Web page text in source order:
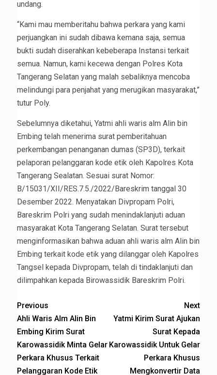
undang.
“Kami mau memberitahu bahwa perkara yang kami
perjuangkan ini sudah dibawa kemana saja, semua
bukti sudah diserahkan kebeberapa Instansi terkait
semua. Namun, kami kecewa dengan Polres Kota
Tangerang Selatan yang malah sebaliknya mencoba
melindungi para penjahat yang merugikan masyarakat,”
tutur Poly.
Sebelumnya diketahui, Yatmi ahli waris alm Alin bin
Embing telah menerima surat pemberitahuan
perkembangan penanganan dumas (SP3D), terkait
pelaporan pelanggaran kode etik oleh Kapolres Kota
Tangerang Sealatan. Sesuai surat Nomor:
B/15031/XII/RES.7.5./2022/Bareskrim tanggal 30
Desember 2022. Menyatakan Divpropam Polri,
Bareskrim Polri yang sudah menindaklanjuti aduan
masyarakat Kota Tangerang Selatan. Surat tersebut
menginformasikan bahwa aduan ahli waris alm Alin bin
Embing terkait kode etik yang dilanggar oleh Kapolres
Tangsel kepada Divpropam, telah di tindaklanjuti dan
dilimpahkan kepada Birowassidik Bareskrim Polri.
Previous
Ahli Waris Alm Alin Bin
Embing Kirim Surat
Karowassidik Minta Gelar
Perkara Khusus Terkait
Pelanggaran Kode Etik
Next
Yatmi Kirim Surat Ajukan
Surat Kepada
Karowassidik Untuk Gelar
Perkara Khusus
Mengkonvertir Data